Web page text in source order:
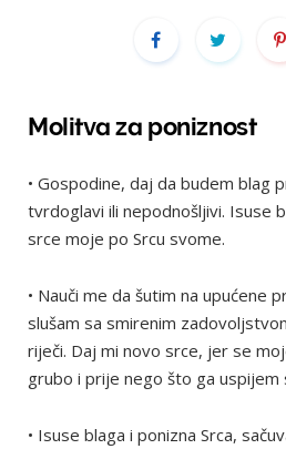
Molitva za poniznost
• Gospodine, daj da budem blag
tvrdoglavi ili nepodnošljivi. Isuse
srce moje po Srcu svome.
• Nauči me da šutim na upućene
slušam sa smirenim
riječi. Daj mi novo srce, jer se
grubo i prije nego što ga uspijem
• Isuse blaga i ponizna Srca,